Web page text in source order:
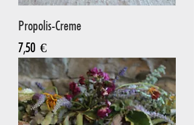
Propolis-Creme
Preis
7,50 €